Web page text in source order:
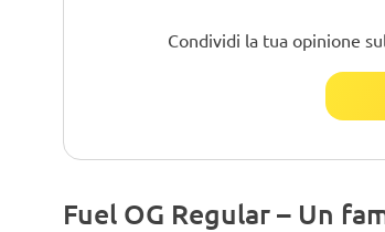
Condividi la tua opinione
Fuel OG Regular – Un